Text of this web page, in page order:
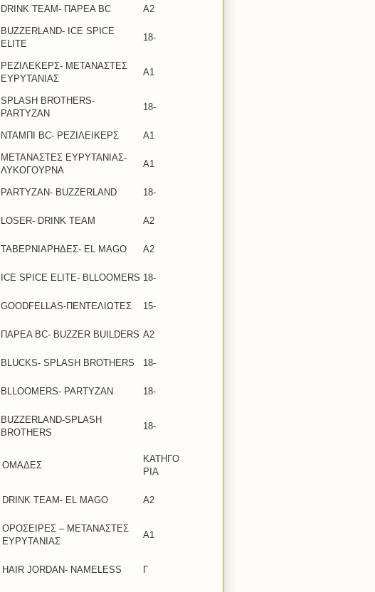
DRINK TEAM- ΠΑΡΕΑ BC Α2
BUZZERLAND- ICE SPICE
ELITE
18-
ΡΕΖΙΛΕΚΕΡΣ- ΜΕΤΑΝΑΣΤΕΣ
ΕΥΡΥΤΑΝΙΑΣ
Α1
SPLASH BROTHERS-
PARTYZAN
18-
ΝΤΑΜΠΙ BC- ΡΕΖΙΛΕΙΚΕΡΣ Α1
ΜΕΤΑΝΑΣΤΕΣ ΕΥΡΥΤΑΝΙΑΣ-
ΛΥΚΟΓΟΥΡΝΑ
Α1
PARTYZAN- BUZZERLAND 18-
LOSER- DRINK TEAM A2
ΤΑΒΕΡΝΙΑΡΗΔΕΣ- EL MAGO Α2
ICE SPICE ELITE- BLLOOMERS 18-
GOODFELLAS-ΠΕΝΤΕΛΙΩΤΕΣ 15-
ΠΑΡΕΑ BC- BUZZER BUILDERS A2
BLUCKS- SPLASH BROTHERS 18-
BLLOOMERS- PARTYZAN 18-
BUZZERLAND-SPLASH
BROTHERS
18-
ΟΜΑΔΕΣ
ΚΑΤΗΓΟ
ΡΙΑ
DRINK TEAM- EL MAGO A2
ΟΡΟΣΕΙΡΕΣ – ΜΕΤΑΝΑΣΤΕΣ
ΕΥΡΥΤΑΝΙΑΣ
Α1
HAIR JORDAN- NAMELESS Γ